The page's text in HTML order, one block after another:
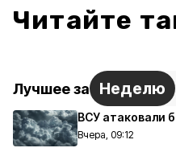
Читайте
Лучшее за Неделю
ВСУ атаковали
Вчера, 09:12